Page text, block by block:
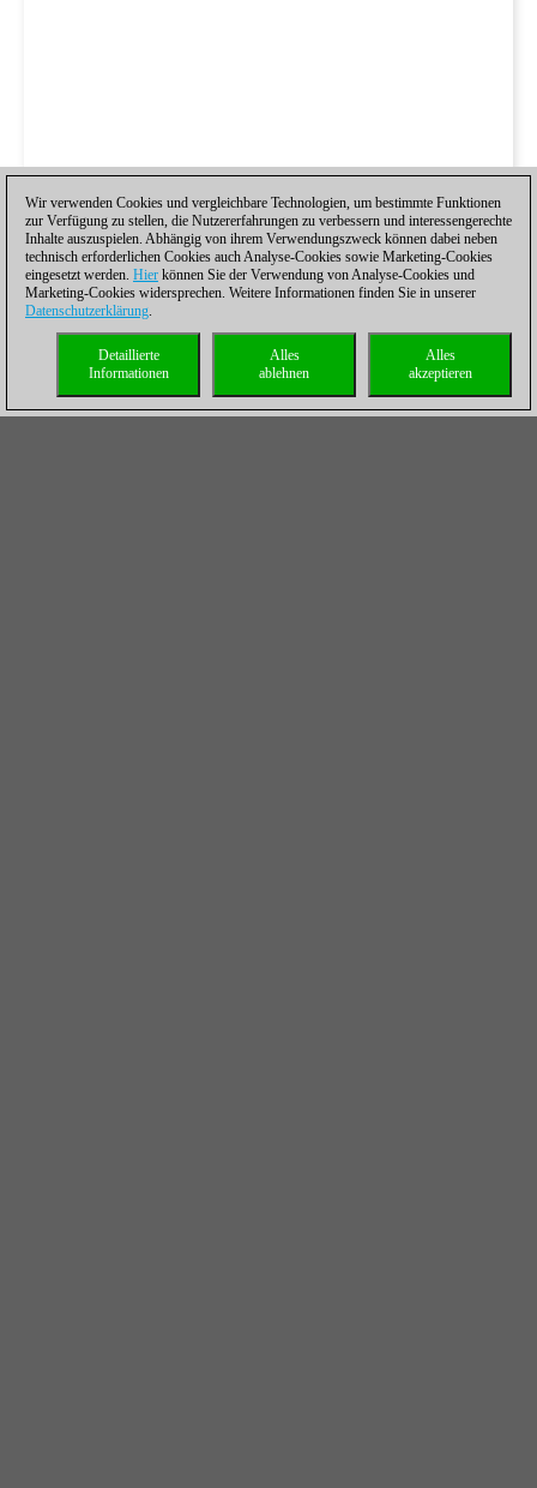
Wir verwenden Cookies und vergleichbare Technologien, um bestimmte Funktionen
zur Verfügung zu stellen, die Nutzererfahrungen zu verbessern und interessengerechte
Inhalte auszuspielen. Abhängig von ihrem Verwendungszweck können dabei neben
technisch erforderlichen Cookies auch Analyse-Cookies sowie Marketing-Cookies
eingesetzt werden. Hier können Sie der Verwendung von Analyse-Cookies und
Marketing-Cookies widersprechen. Weitere Informationen finden Sie in unserer
Datenschutzerklärung.
Alles
akzeptieren
Alles
ablehnen
Detaillierte
Informationen